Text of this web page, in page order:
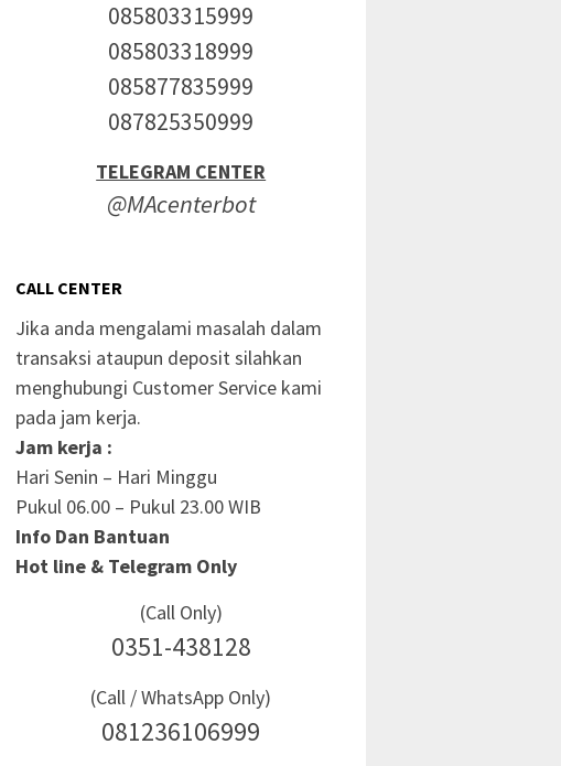
085803315999
085803318999
085877835999
087825350999
TELEGRAM CENTER
@MAcenterbot
CALL CENTER
Jika anda mengalami masalah dalam
transaksi ataupun deposit silahkan
menghubungi Customer Service kami
pada jam kerja.
Jam kerja :
Hari Senin – Hari Minggu
Pukul 06.00 – Pukul 23.00 WIB
Info Dan Bantuan
Hot line & Telegram Only
(Call Only)
0351-438128
(Call / WhatsApp Only)
081236106999